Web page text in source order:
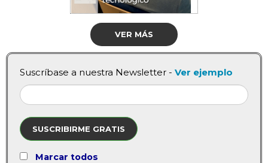
VER MÁS
Suscríbase a nuestra Newsletter - Ver ejemplo
SUSCRIBIRME GRATIS
Marcar todos